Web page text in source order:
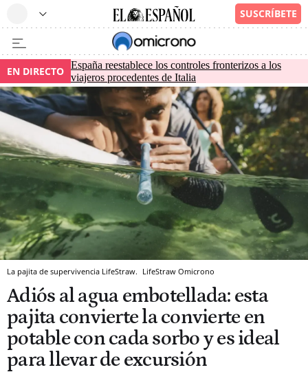
EN DIRECTO España reestablece los controles fronterizos a los
viajeros procedentes de Italia
La pajita de supervivencia LifeStraw. LifeStraw Omicrono
Adiós al agua embotellada: esta
pajita convierte la convierte en
potable con cada sorbo y es ideal
para llevar de excursión